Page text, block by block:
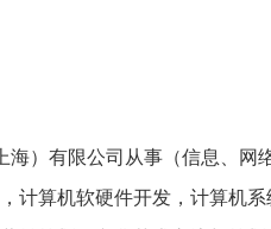
海）有限公司从事（信息、网
计算机软硬件开发，计算机